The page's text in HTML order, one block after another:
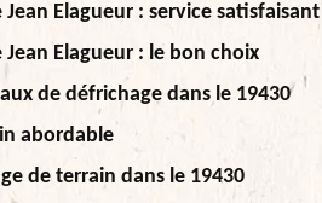
Elagueur : service satisfaisant
Elagueur : le bon choix
de défrichage dans le 19430
abordable
de terrain dans le 19430